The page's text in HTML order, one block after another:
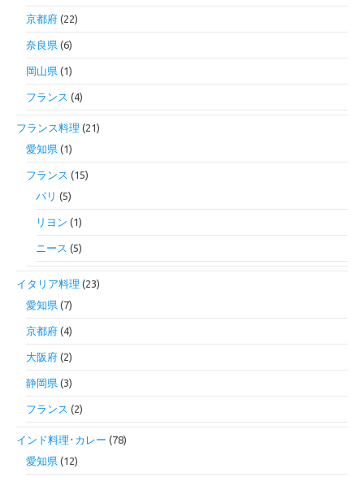
京都府 (22)
奈良県 (6)
岡山県 (1)
フランス (4)
フランス料理 (21)
愛知県 (1)
フランス (15)
パリ (5)
リヨン (1)
ニース (5)
イタリア料理 (23)
愛知県 (7)
京都府 (4)
大阪府 (2)
静岡県 (3)
フランス (2)
インド料理･カレー (78)
愛知県 (12)